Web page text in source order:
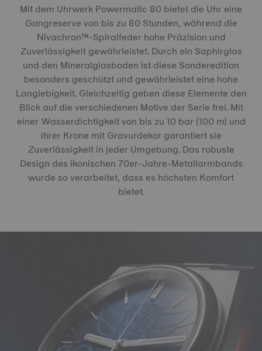
Mit dem Uhrwerk Powermatic 80 bietet die Uhr eine
Gangreserve von bis zu 80 Stunden, während die
Nivachron™-Spiralfeder hohe Präzision und
Zuverlässigkeit gewährleistet. Durch ein Saphirglas
und den Mineralglasboden ist diese Sonderedition
besonders geschützt und gewährleistet eine hohe
Langlebigkeit. Gleichzeitig geben diese Elemente den
Blick auf die verschiedenen Motive der Serie frei. Mit
einer Wasserdichtigkeit von bis zu 10 bar (100 m) und
ihrer Krone mit Gravurdekor garantiert sie
Zuverlässigkeit in jeder Umgebung. Das robuste
Design des ikonischen 70er-Jahre-Metallarmbands
wurde so verarbeitet, dass es höchsten Komfort
bietet.